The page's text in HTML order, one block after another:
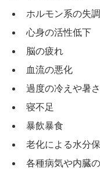
ホルモン系の失調
心身の活性低下
脳の疲れ
血流の悪化
過度の冷えや暑さ
寝不足
暴飲暴食
老化による水分
各種病気や内臓